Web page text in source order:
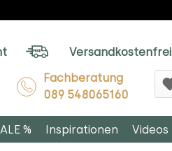
Versandkostenfrei
Fachberatung
089 548065160
% Inspirationen Videos